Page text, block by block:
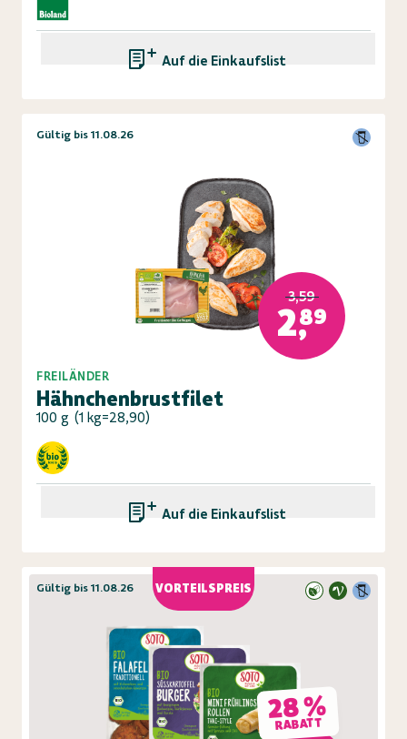
Auf die Einkaufsliste
Gültig bis 11.08.26
3,59
2,89
FREILÄNDER
Hähnchenbrustfilet
100 g (1 kg=28,90)
Auf die Einkaufsliste
VORTEILSPREIS
Gültig bis 11.08.26
28 %
RABATT